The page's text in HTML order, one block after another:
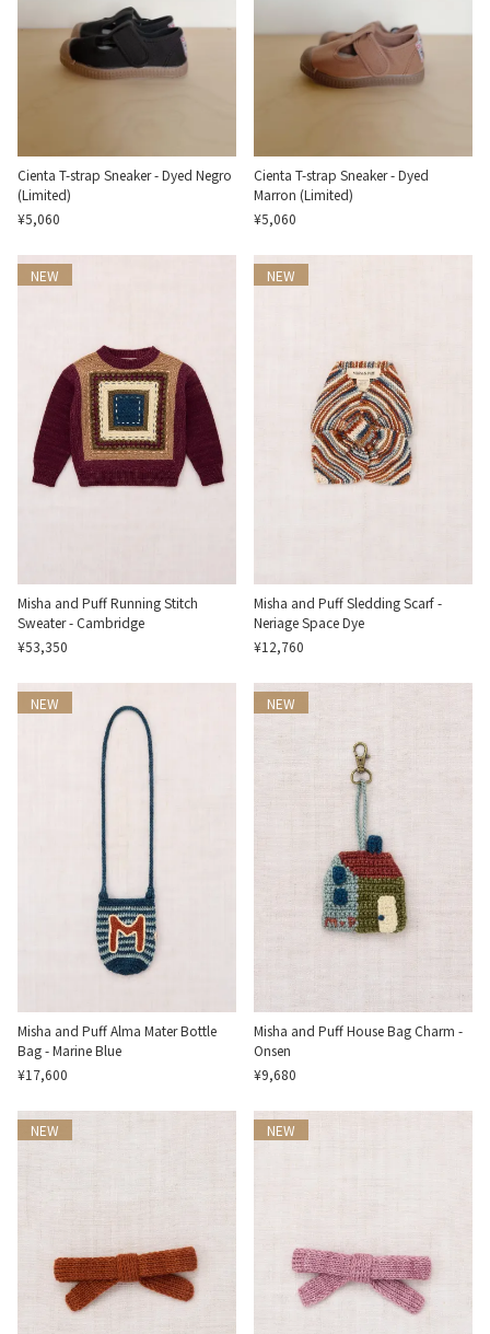
Cienta T-strap Sneaker - Dyed Negro
(Limited)
¥5,060
Cienta T-strap Sneaker - Dyed
Marron (Limited)
¥5,060
NEW
Misha and Puff Running Stitch
Sweater - Cambridge
¥53,350
NEW
Misha and Puff Sledding Scarf -
Neriage Space Dye
¥12,760
NEW
Misha and Puff Alma Mater Bottle
Bag - Marine Blue
¥17,600
NEW
Misha and Puff House Bag Charm -
Onsen
¥9,680
NEW NEW